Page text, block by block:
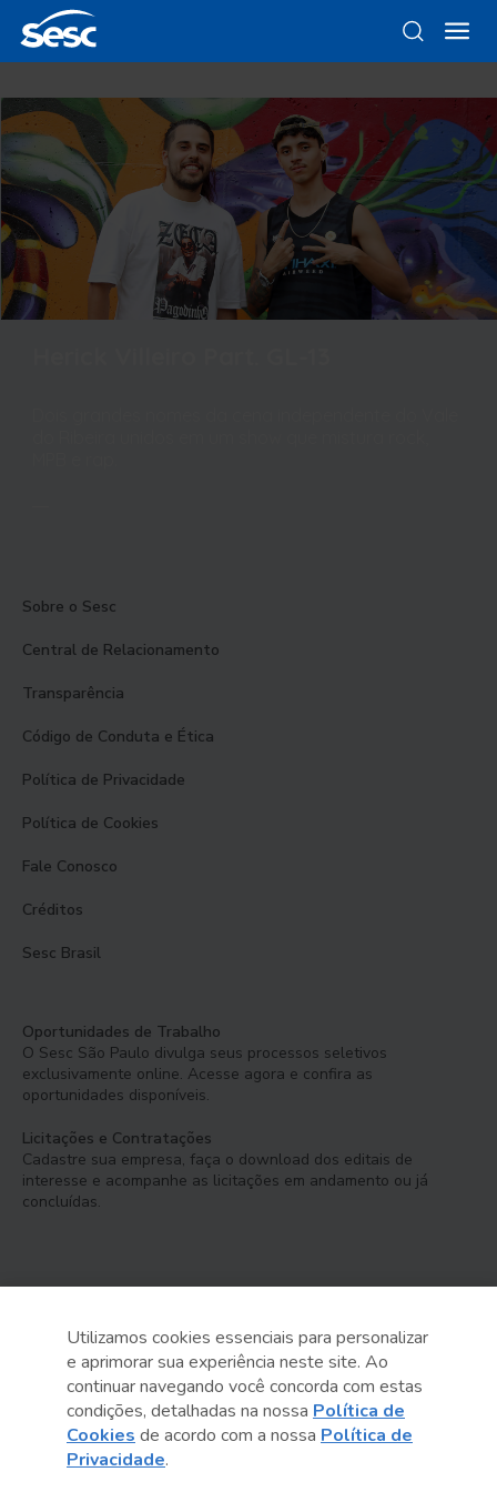
Sobre o Sesc
Central de Relacionamento
Transparência
Código de Conduta e Ética
Política de Privacidade
Política de Cookies
Fale Conosco
Créditos
Sesc Brasil
Oportunidades de Trabalho
O Sesc São Paulo divulga seus processos seletivos
exclusivamente online. Acesse agora e confira as
oportunidades disponíveis.
Licitações e Contratações
Cadastre sua empresa, faça o download dos editais de
interesse e acompanhe as licitações em andamento ou já
concluídas.
Serviço Social do Comércio
Administração Regional no Estado de São Paulo
Sesc São Paulo por aí:
Utilizamos cookies essenciais para personalizar
e aprimorar sua experiência neste site. Ao
continuar navegando você concorda com estas
condições, detalhadas na nossa Política de
Cookies de acordo com a nossa Política de
Privacidade.